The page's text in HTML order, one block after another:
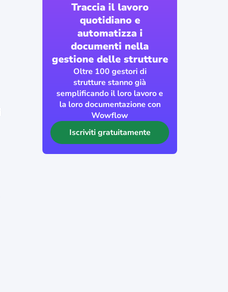
Traccia il lavoro
quotidiano e
automatizza i
documenti nella
gestione delle strutture
Oltre 100 gestori di
strutture stanno già
semplificando il loro lavoro e
la loro documentazione con
Wowflow
Iscriviti gratuitamente